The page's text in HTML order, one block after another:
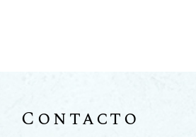
Contacto